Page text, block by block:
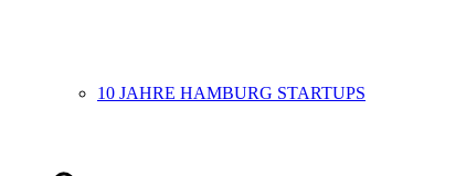
10 JAHRE HAMBURG STARTUPS